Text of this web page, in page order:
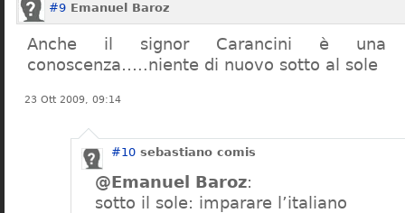
#9 Emanuel Baroz
Anche il signor Carancini è una
conoscenza…..niente di nuovo sotto al sole
23 Ott 2009, 09:14
#10 sebastiano comis
@Emanuel Baroz:
sotto il sole: imparare l’italiano